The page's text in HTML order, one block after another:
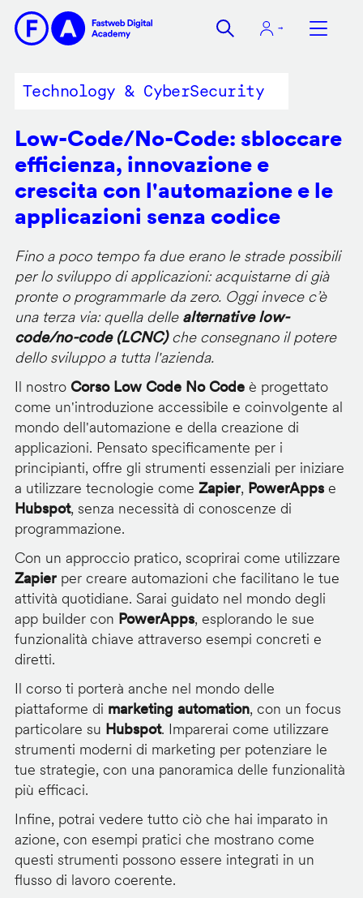
contenuto
Technology & CyberSecurity
Low-Code/No-Code: sbloccare
efficienza, innovazione e
crescita con l'automazione e le
applicazioni senza codice
Fino a poco tempo fa due erano le strade possibili
per lo sviluppo di applicazioni: acquistarne di già
pronte o programmarle da zero. Oggi invece c’è
una terza via: quella delle alternative low-
code/no-code (LCNC)che consegnano il potere
dello sviluppo a tutta l'azienda.
Il nostro Corso Low Code No Codeè progettato
come un'introduzione accessibile e coinvolgente al
mondo dell'automazione e della creazione di
applicazioni. Pensato specificamente per i
principianti, offre gli strumenti essenziali per iniziare
a utilizzare tecnologie come Zapier, PowerAppse
Hubspot, senza necessità di conoscenze di
programmazione.
Con un approccio pratico, scoprirai come utilizzare
Zapierper creare automazioni che facilitano le tue
attività quotidiane. Sarai guidato nel mondo degli
app builder con PowerApps, esplorando le sue
funzionalità chiave attraverso esempi concreti e
diretti.
Il corso ti porterà anche nel mondo delle
piattaforme di marketing automation, con un focus
particolare su Hubspot. Imparerai come utilizzare
strumenti moderni di marketing per potenziare le
tue strategie, con una panoramica delle funzionalità
più efficaci.
Infine, potrai vedere tutto ciò che hai imparato in
azione, con esempi pratici che mostrano come
questi strumenti possono essere integrati in un
flusso di lavoro coerente.